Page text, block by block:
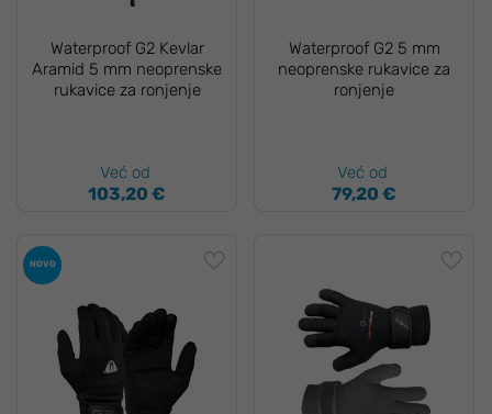
Waterproof G2 Kevlar
Aramid 5 mm neoprenske
rukavice za ronjenje
Već od
103,20 €
Waterproof G2 5 mm
neoprenske rukavice za
ronjenje
Već od
79,20 €
NOVO